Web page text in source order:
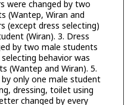
were changed by two
(Wantep, Wiran and
(except dress selecting)
(Wiran). 3. Dress
by two male students
behavior was
(Wantep and Wiran). 5.
only one male student
dressing, toilet using
changed by every